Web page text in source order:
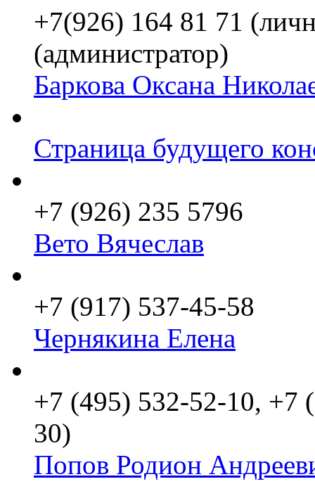
+7(926) 164 81 71
(администратор)
Баркова Оксана
Страница будущего
+7 (926) 235 5796
Вето Вячеслав
+7 (917) 537-45-58
Чернякина Елена
+7 (495) 532-52-10, +7
30)
Попов Родион